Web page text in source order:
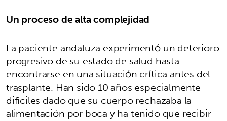
Un proceso de alta complejidad
La paciente andaluza experimentó un deterioro
progresivo de su estado de salud hasta
encontrarse en una situación crítica antes del
trasplante. Han sido 10 años especialmente
difíciles dado que su cuerpo rechazaba la
alimentación por boca y ha tenido que recibir